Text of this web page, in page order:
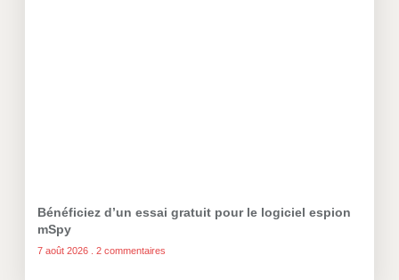
Bénéficiez d’un essai gratuit pour le logiciel espion
mSpy
7 août 2026 2 commentaires